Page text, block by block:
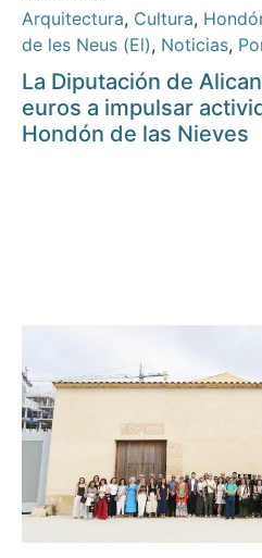
Arquitectura, Cultura,
de les Neus (El), Noticias,
La Diputación de
euros a impulsar
Hondón de las Nieves